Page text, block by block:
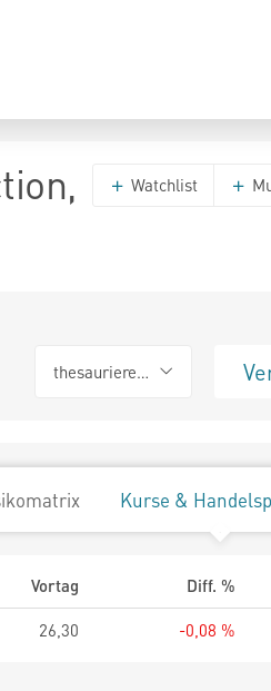
Watchlist
thesaurierend
Kurse &
Vortag Diff. %
26,30 -0,08 %